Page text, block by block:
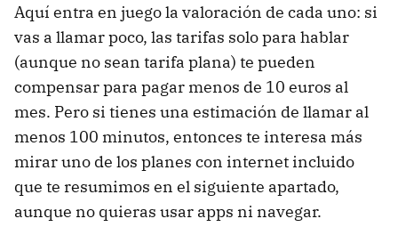
Aquí entra en juego la valoración de cada uno: si
vas a llamar poco, las tarifas solo para hablar
(aunque no sean tarifa plana) te pueden
compensar para pagar menos de 10 euros al
mes. Pero si tienes una estimación de llamar al
menos 100 minutos, entonces te interesa más
mirar uno de los planes con internet incluido
que te resumimos en el siguiente apartado,
aunque no quieras usar apps ni navegar.